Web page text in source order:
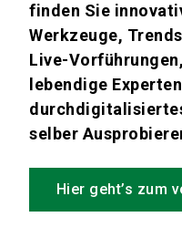
finden Sie
Werkzeuge,
Live-
lebendige
selber
Hier geht’s zum